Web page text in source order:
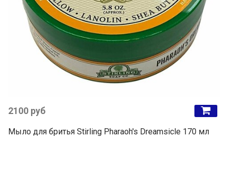
2100 руб
Мыло для бритья Stirling Pharaoh's Dreamsicle 170 мл